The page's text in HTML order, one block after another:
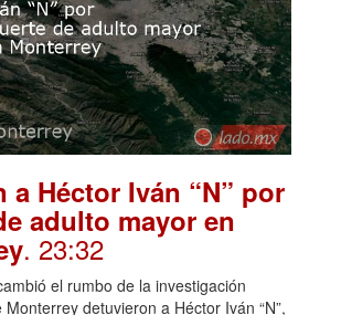
a Héctor Iván “N” por
adulto mayor en
. 23:32
el rumbo de la investigación
detuvieron a Héctor Iván “N”,